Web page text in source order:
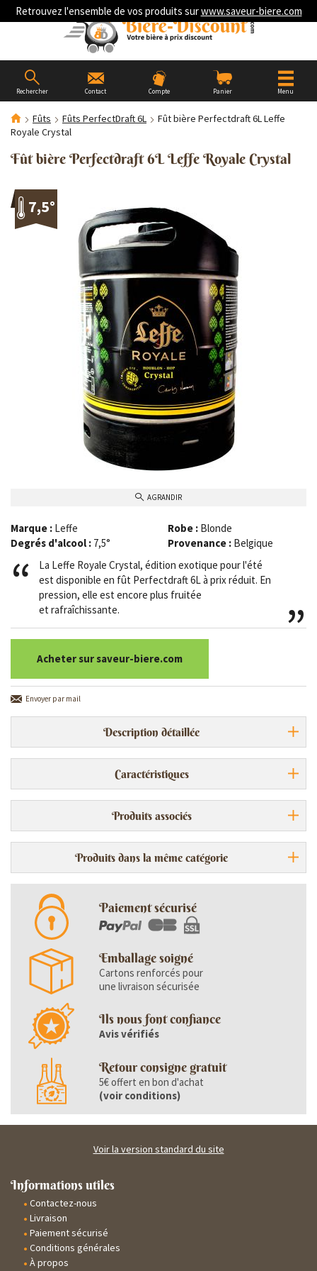
Retrouvez l'ensemble de vos produits surwww.saveur-biere.com
Rechercher Contact Compte Panier Menu
Fûts Fûts PerfectDraft 6L
Fût bière Perfectdraft 6L Leffe
Royale Crystal
Fût bière Perfectdraft 6L Leffe Royale Crystal
7,5°
AGRANDIR
Marque : Leffe
Degrés d'alcool : 7,5°
Robe : Blonde
Provenance : Belgique
La Leffe Royale Crystal, édition exotique pour l'été
est disponible en fût Perfectdraft 6L à prix réduit. En
pression, elle est encore plus fruitée
et rafraîchissante.
Acheter sur saveur-biere.com
Envoyer par mail
Description détaillée
Caractéristiques
Produits associés
Produits dans la même catégorie
Paiement sécurisé
Emballage soigné
Cartons renforcés pour
une livraison sécurisée
Ils nous font confiance
Avis vérifiés
Retour consigne gratuit
5€ offert en bon d'achat
(voir conditions)
Voir la version standard du site
Informations utiles
Contactez-nous
Livraison
Paiement sécurisé
Conditions générales
À propos